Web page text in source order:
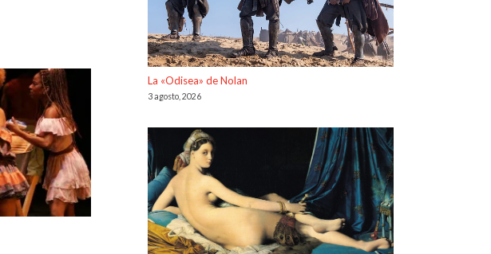
La «Odisea» de Nolan
3 agosto, 2026